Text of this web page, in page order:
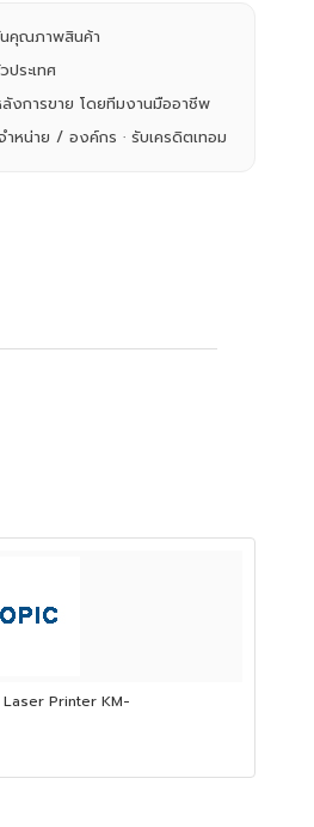
นคุณภาพสินค้า
ระเทศ
งการขาย โดยทีมงานมืออาชีพ
หน่าย / องค์กร · รับเครดิตเทอม
Printer KM-